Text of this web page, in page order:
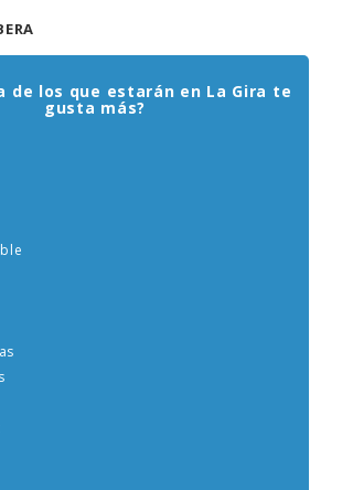
de los que estarán en La Gira te
gusta más?